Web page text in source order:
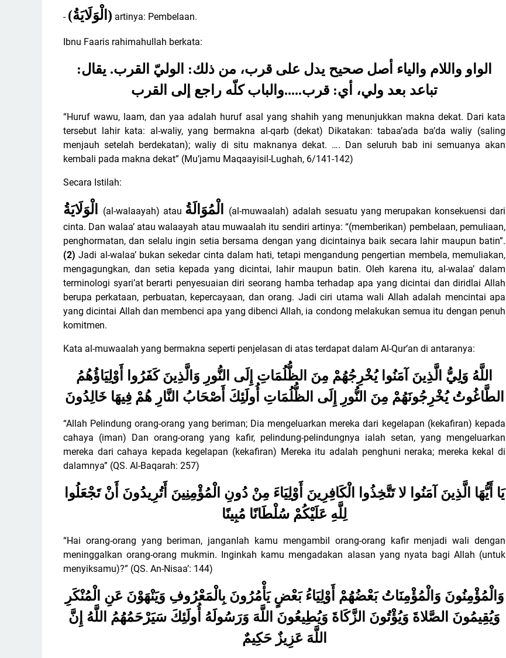
- (الْوَلَايَةُ ) artinya: Pembelaan.
Ibnu Faaris rahimahullah berkata:
الواو واللام والياء أصل صحيح يدل على قرب، من ذلك: الوليّ القرب. يقال:
تباعد بعد ولي، أي: قرب.....والباب كلّه راجع إلى القرب
“Huruf wawu, laam, dan yaa adalah huruf asal yang shahih yang menunjukkan makna dekat. Dari kata
tersebut lahir kata: al-waliy, yang bermakna al-qarb (dekat) Dikatakan: tabaa’ada ba’da waliy (saling
menjauh setelah berdekatan); waliy di situ maknanya dekat. …. Dan seluruh bab ini semuanya akan
kembali pada makna dekat” (Mu’jamu Maqaayisil-Lughah, 6/141-142)
Secara Istilah:
الْوَلَايَةُ (al-walaayah) atau الْمُوَالَةُ
(al-muwaalah) adalah sesuatu yang merupakan konsekuensi dari
cinta. Dan walaa’ atau walaayah atau muwaalah itu sendiri artinya: “(memberikan) pembelaan, pemuliaan,
penghormatan, dan selalu ingin setia bersama dengan yang dicintainya baik secara lahir maupun batin”.
(2) Jadi al-walaa’ bukan sekedar cinta dalam hati, tetapi mengandung pengertian membela, memuliakan,
mengagungkan, dan setia kepada yang dicintai, lahir maupun batin. Oleh karena itu, al-walaa’ dalam
terminologi syari’at berarti penyesuaian diri seorang hamba terhadap apa yang dicintai dan diridlai Allah
berupa perkataan, perbuatan, kepercayaan, dan orang. Jadi ciri utama wali Allah adalah mencintai apa
yang dicintai Allah dan membenci apa yang dibenci Allah, ia condong melakukan semua itu dengan penuh
komitmen.
Kata al-muwaalah yang bermakna seperti penjelasan di atas terdapat dalam Al-Qur’an di antaranya:
اللَّهُ وَلِيُّ الَّذِينَ آمَنُوا يُخْرِجُهُمْ مِنَ الظُّلُمَاتِ إِلَى النُّورِ وَالَّذِينَ كَفَرُوا أَوْلِيَاؤُهُمُ
الطَّاغُوتُ يُخْرِجُونَهُمْ مِنَ النُّورِ إِلَى الظُّلُمَاتِ أُولَئِكَ أَصْحَابُ النَّارِ هُمْ فِيهَا خَالِدُونَ
“Allah Pelindung orang-orang yang beriman; Dia mengeluarkan mereka dari kegelapan (kekafiran) kepada
cahaya (iman) Dan orang-orang yang kafir, pelindung-pelindungnya ialah setan, yang mengeluarkan
mereka dari cahaya kepada kegelapan (kekafiran) Mereka itu adalah penghuni neraka; mereka kekal di
dalamnya” (QS. Al-Baqarah: 257)
يَا أَيُّهَا الَّذِينَ آمَنُوا لا تَتَّخِذُوا الْكَافِرِينَ أَوْلِيَاءَ مِنْ دُونِ الْمُؤْمِنِينَ أَتُرِيدُونَ أَنْ تَجْعَلُوا
لِلَّهِ عَلَيْكُمْ سُلْطَانًا مُبِينًا
“Hai orang-orang yang beriman, janganlah kamu mengambil orang-orang kafir menjadi wali dengan
meninggalkan orang-orang mukmin. Inginkah kamu mengadakan alasan yang nyata bagi Allah (untuk
menyiksamu)?” (QS. An-Nisaa’: 144)
وَالْمُؤْمِنُونَ وَالْمُؤْمِنَاتُ بَعْضُهُمْ أَوْلِيَاءُ بَعْضٍ يَأْمُرُونَ بِالْمَعْرُوفِ وَيَنْهَوْنَ عَنِ الْمُنْكَرِ
وَيُقِيمُونَ الصَّلاةَ وَيُؤْتُونَ الزَّكَاةَ وَيُطِيعُونَ اللَّهَ وَرَسُولَهُ أُولَئِكَ سَيَرْحَمُهُمُ اللَّهُ إِنَّ
اللَّهَ عَزِيزٌ حَكِيمٌ